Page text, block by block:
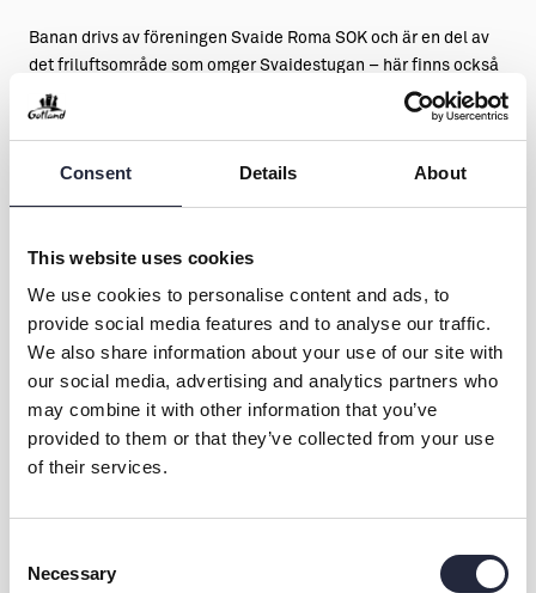
Consent Details About
This website uses cookies
We use cookies to personalise content and ads, to
provide social media features and to analyse our traffic.
We also share information about your use of our site with
our social media, advertising and analytics partners who
may combine it with other information that you’ve
provided to them or that they’ve collected from your use
of their services.
Selection
Necessary
Banan drivs av föreningen Svaide Roma SOK och är en del av
det friluftsområde som omger Svaidestugan – här finns också
motionsspår, toalett, omklädningsrum, utegym och grillplats.
cykel. Discgolf är en social, rolig och tillgänglig sport för alla
åldrar – ta med egna discar eller använd någon av våra
Läs mer om banan på vår hemsida:
https://www.svaideroma.se/discgolf
Kontakt & öppettider